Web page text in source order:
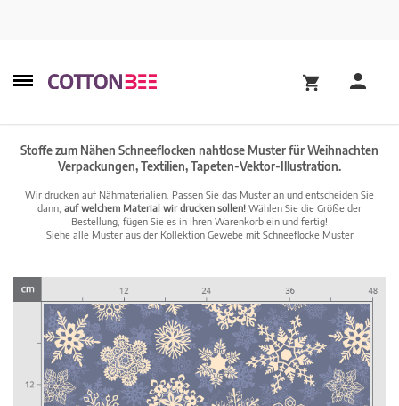
Stoffe zum Nähen Schneeflocken nahtlose Muster für Weihnachten
Verpackungen, Textilien, Tapeten-Vektor-Illustration.
Wir drucken auf Nähmaterialien. Passen Sie das Muster an und entscheiden Sie
dann, auf welchem Material wir drucken sollen! Wählen Sie die Größe der
Bestellung, fügen Sie es in Ihren Warenkorb ein und fertig!
Siehe alle Muster aus der Kollektion Gewebe mit Schneeflocke Muster